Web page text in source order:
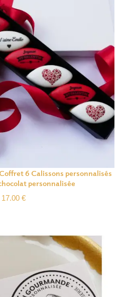
6 Calissons personnalisés
personnalisée
17.00 €